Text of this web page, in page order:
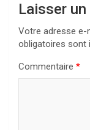
Laisser
Votre adresse e-
obligatoires sont
Commentaire *